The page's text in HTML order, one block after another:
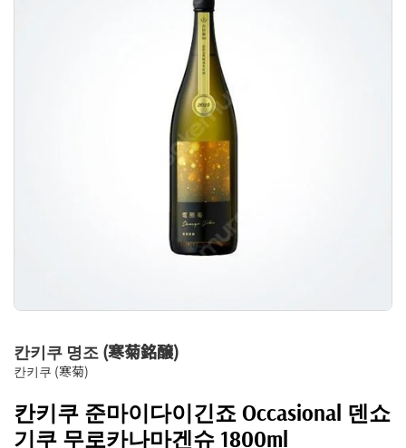
칸키쿠 명조 (寒菊銘醸)
칸키쿠 (寒菊)
칸키쿠 준마이다이긴죠 Occasional 덴쇼
기쿠 무로카나마겐슈 1800ml